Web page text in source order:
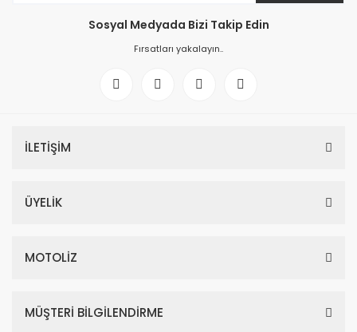
Sosyal Medyada Bizi Takip Edin
Fırsatları yakalayın..
İLETİŞİM
ÜYELİK
MOTOLİZ
MÜŞTERİ BİLGİLENDİRME